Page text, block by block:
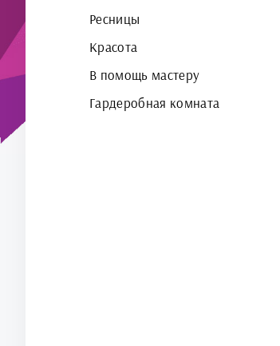
Ресницы
Красота
В помощь мастеру
Гардеробная комната